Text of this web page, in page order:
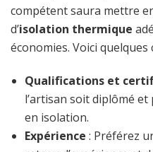
compétent saura mettre
d’isolation thermique
économies. Voici
Qualifications et
l’artisan soit diplômé
en isolation.
Expérience : Préférez